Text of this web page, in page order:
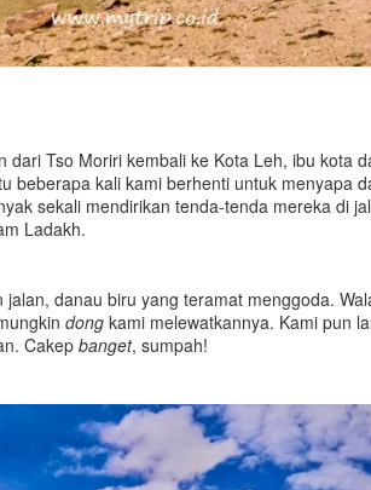
Tso Moriri kembali ke Kota Leh, ibu kota
beberapa kali kami berhenti untuk menyapa
sekali mendirikan tenda-tenda mereka di
Ladakh.
danau biru yang teramat menggoda.
dong kami melewatkannya. Kami pun
Cakep banget, sumpah!